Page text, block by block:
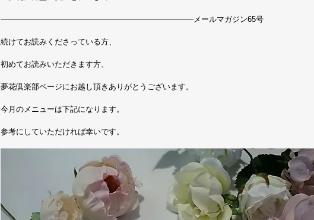
―――――――――――――――――――――――――メールマガジン65号
続けてお読みくださっている方、
初めてお読みいただきます方、
夢花倶楽部ページにお越し頂きありがとうございます。
今月のメニューは下記になります。
参考にしていただければ幸いです。